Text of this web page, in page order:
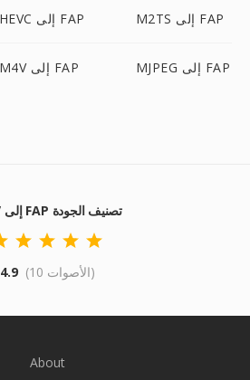
HEVC إلى FAP M2TS إلى FAP
M4V إلى FAP MJPEG إلى FAP
WAV إلى FAP تصنيف الجودة
4.9 (10 الأصوات)
About